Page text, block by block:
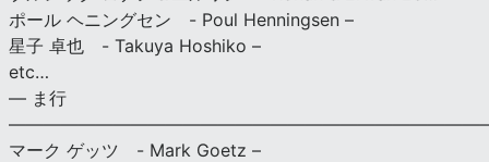
ポール ヘニングセン - Poul Henningsen –
星子 卓也 - Takuya Hoshiko –
etc…
— ま行
マーク ゲッツ - Mark Goetz –